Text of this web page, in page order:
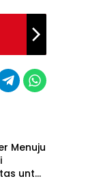
Menuju
untuk